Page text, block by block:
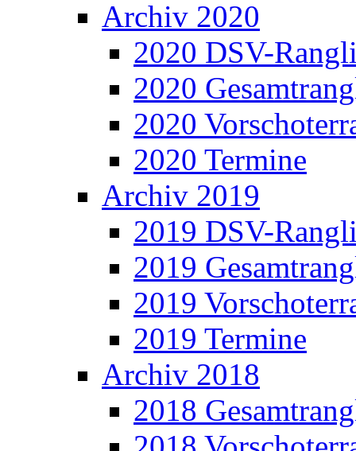
Archiv 2020
2020 DSV-
2020
2020
2020 Termine
Archiv 2019
2019 DSV-
2019
2019
2019 Termine
Archiv 2018
2018